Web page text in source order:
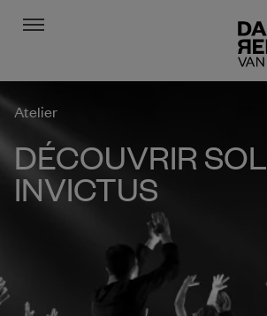
Menu
Atelier
DÉCOUVRIR SOL
INVICTUS